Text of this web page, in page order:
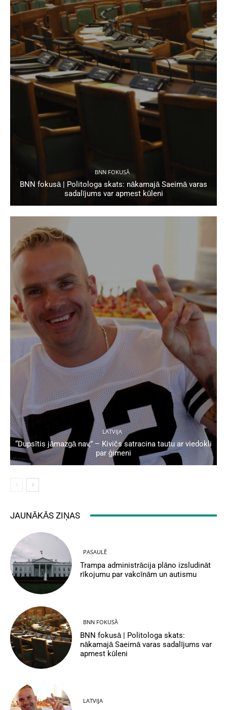
BNN FOKUSĀ
BNN fokusā | Politologa skats: nākamajā Saeimā varas
sadalījums var apmest kūleni
LATVIJA
“Dupsītis jāmazgā nav,” – Kivičs satracina tautu ar viedokli
par ģimeni
JAUNĀKĀS ZIŅAS
PASAULĒ
Trampa administrācija plāno izsludināt
rīkojumu par vakcīnām un autismu
BNN FOKUSĀ
BNN fokusā | Politologa skats:
nākamajā Saeimā varas sadalījums var
apmest kūleni
LATVIJA